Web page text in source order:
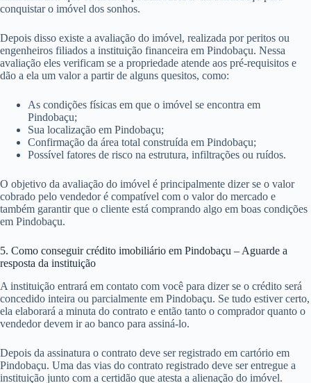
conquistar o imóvel dos sonhos.
Depois disso existe a avaliação do imóvel, realizada por peritos ou
engenheiros filiados a instituição financeira em Pindobaçu. Nessa
avaliação eles verificam se a propriedade atende aos pré-requisitos e
dão a ela um valor a partir de alguns quesitos, como:
As condições físicas em que o imóvel se encontra em
Pindobaçu;
Sua localização em Pindobaçu;
Confirmação da área total construída em Pindobaçu;
Possível fatores de risco na estrutura, infiltrações ou ruídos.
O objetivo da avaliação do imóvel é principalmente dizer se o valor
cobrado pelo vendedor é compatível com o valor do mercado e
também garantir que o cliente está comprando algo em boas condições
em Pindobaçu.
5. Como conseguir crédito imobiliário em Pindobaçu – Aguarde a
resposta da instituição
A instituição entrará em contato com você para dizer se o crédito será
concedido inteira ou parcialmente em Pindobaçu. Se tudo estiver certo,
ela elaborará a minuta do contrato e então tanto o comprador quanto o
vendedor devem ir ao banco para assiná-lo.
Depois da assinatura o contrato deve ser registrado em cartório em
Pindobaçu. Uma das vias do contrato registrado deve ser entregue a
instituição junto com a certidão que atesta a alienação do imóvel.